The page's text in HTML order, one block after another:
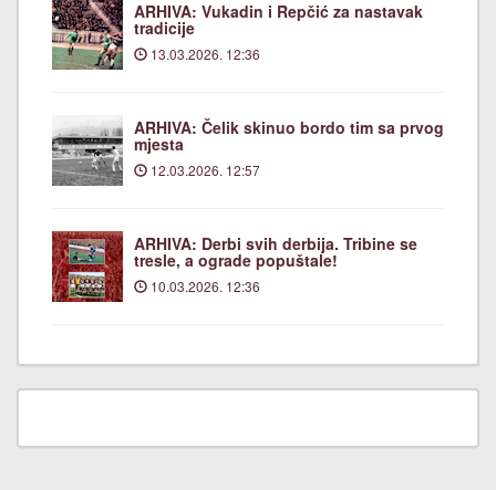
ARHIVA: Vukadin i Repčić za nastavak
tradicije
13.03.2026. 12:36
ARHIVA: Čelik skinuo bordo tim sa prvog
mjesta
12.03.2026. 12:57
ARHIVA: Derbi svih derbija. Tribine se
tresle, a ograde popuštale!
10.03.2026. 12:36